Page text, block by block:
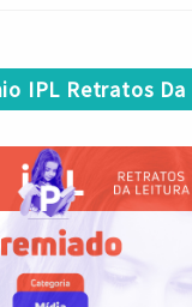
IPL Retratos